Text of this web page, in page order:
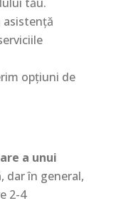
opțiuni de
a unui
dar în general,
2-4